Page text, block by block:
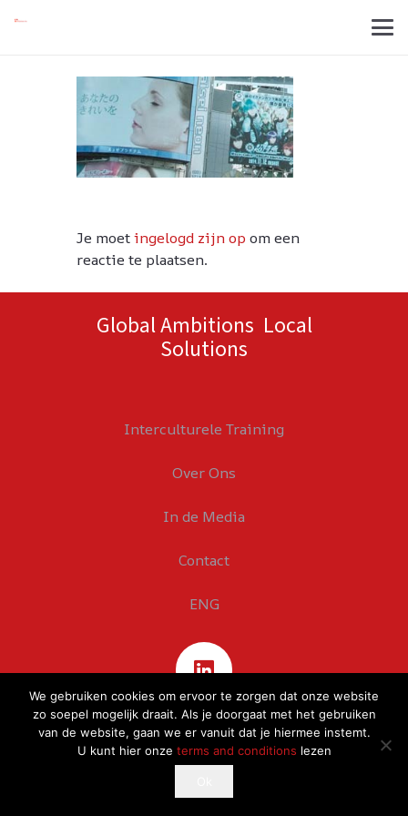
Je moetingelogd zijn op om een
reactie te plaatsen.
Global Ambitions Local
Solutions
Interculturele Training
Over Ons
In de Media
Contact
ENG
If you continue to use this site, you agree with it.
We gebruiken cookies om ervoor te zorgen dat onze website
zo soepel mogelijk draait. Als je doorgaat met het gebruiken
van de website, gaan we er vanuit dat je hiermee instemt.
U kunt hier onze terms and conditions lezen